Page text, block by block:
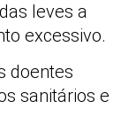
leves a
excessivo.
doentes
sanitários e